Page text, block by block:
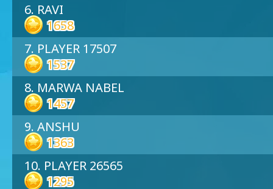
6. RAVI
1658
7. PLAYER 17507
1537
8. MARWA NABEL
1457
9. ANSHU
1363
10. PLAYER 26565
1295